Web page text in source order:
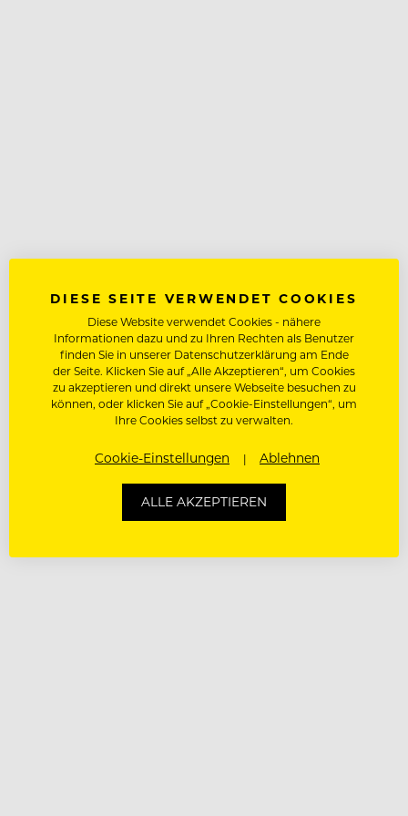
DIESE SEITE VERWENDET COOKIES
Diese Website verwendet Cookies - nähere
Informationen dazu und zu Ihren Rechten als Benutzer
finden Sie in unserer Datenschutzerklärung am Ende
der Seite. Klicken Sie auf „Alle Akzeptieren“, um Cookies
zu akzeptieren und direkt unsere Webseite besuchen zu
können, oder klicken Sie auf „Cookie-Einstellungen“, um
Ihre Cookies selbst zu verwalten.
Cookie-Einstellungen Ablehnen
ALLE AKZEPTIEREN